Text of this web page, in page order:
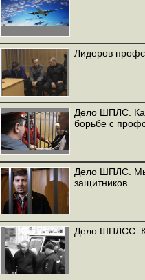
Лидеров
Дело ШПЛС.
борьбе с
Дело ШПЛС. Мы
защитников.
Дело ШПЛСС.